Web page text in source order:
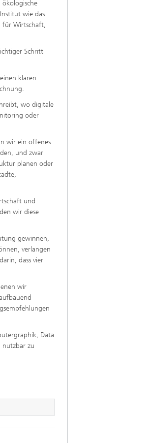
ökologische
wie das
für Wirtschaft,
Schritt
klaren
wo digitale
oder
wir ein offenes
und zwar
planen oder
und
wir diese
gewinnen,
verlangen
dass vier
wir
Data
nutzbar zu